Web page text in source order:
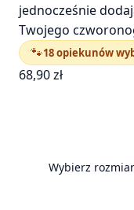
jednocześnie
Twojego
🐾18 opiekunów
68,90zł
Wybierz rozmiar